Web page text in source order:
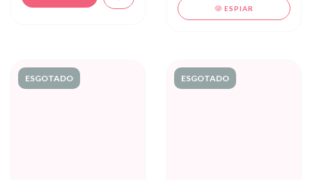
ESPIAR
ESGOTADO ESGOTADO